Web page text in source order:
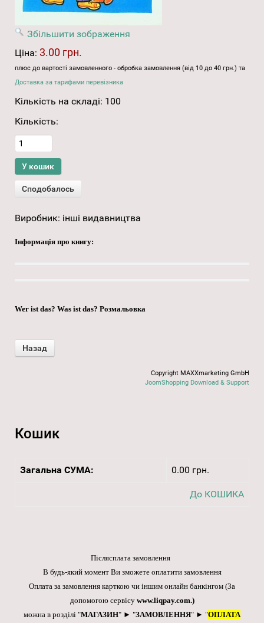
Збільшити зображення
Ціна: 3.00 грн.
плюс до вартості замовленного - обробка замовлення (від 10 до 40 грн.) та
Доставка за тарифами перевізника
Кількість на складі: 100
Кількість:
Виробник: інші видавництва
Інформація про книгу:
Wer ist das? Was ist das? Розмальовка
Copyright MAXXmarketing GmbH
JoomShopping Download & Support
Кошик
Загальна СУМА: 0.00 грн.
До КОШИКА
Післясплата замовлення
В будь-який момент Ви зможете оплатити замовлення
Оплата за замовлення карткою чи іншим онлайн банкінгом (За
допомогою сервісу www.liqpay.com.)
можна в розділі "МАГАЗИН" ► "ЗАМОВЛЕННЯ" ► "ОПЛАТА